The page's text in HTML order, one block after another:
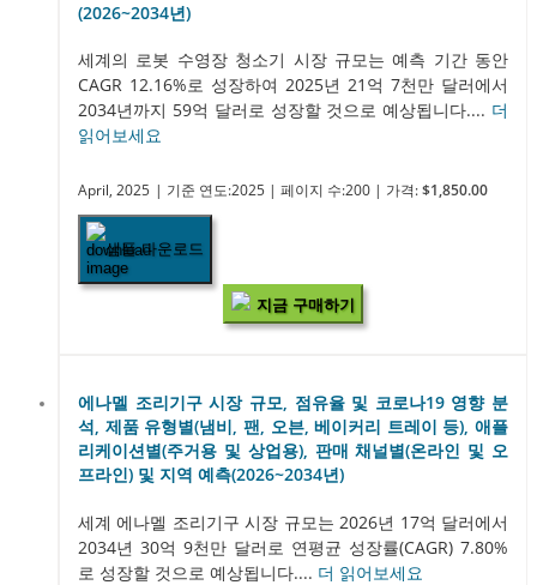
(2026~2034년)
세계의 로봇 수영장 청소기 시장 규모는 예측 기간 동안
CAGR 12.16%로 성장하여 2025년 21억 7천만 달러에서
2034년까지 59억 달러로 성장할 것으로 예상됩니다.... 더
읽어보세요
April, 2025 | 기준 연도:2025 | 페이지 수:200 | 가격: $1,850.00
샘플 다운로드
지금 구매하기
에나멜 조리기구 시장 규모, 점유율 및 코로나19 영향 분
석, 제품 유형별(냄비, 팬, 오븐, 베이커리 트레이 등), 애플
리케이션별(주거용 및 상업용), 판매 채널별(온라인 및 오
프라인) 및 지역 예측(2026~2034년)
세계 에나멜 조리기구 시장 규모는 2026년 17억 달러에서
2034년 30억 9천만 달러로 연평균 성장률(CAGR) 7.80%
로 성장할 것으로 예상됩니다.... 더 읽어보세요